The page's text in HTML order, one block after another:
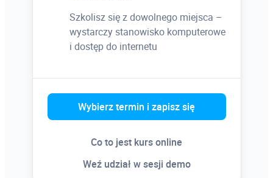
Szkolisz się z dowolnego miejsca –
wystarczy stanowisko komputerowe
i dostęp do internetu
Wybierz termin i zapisz się
Co to jest kurs online
Weź udział w sesji demo